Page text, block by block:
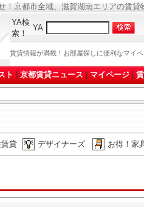
！京都市全域、滋賀湖南エリアの賃貸
YA検
索！
YA
賃貸情報が満載！お部屋探しに便利なマイペ
ト 京都賃貸ニュース マイページ
貸 デザイナーズ お得！家